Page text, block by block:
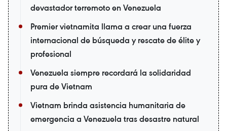
devastador terremoto en Venezuela
Premier vietnamita llama a crear una fuerza
internacional de búsqueda y rescate de élite y
profesional
Venezuela siempre recordará la solidaridad
pura de Vietnam
Vietnam brinda asistencia humanitaria de
emergencia a Venezuela tras desastre natural